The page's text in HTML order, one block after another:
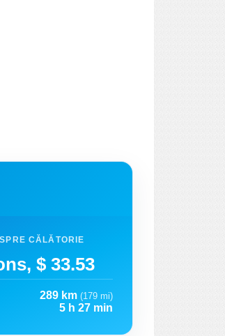
CĂLĂTORIE
$ 33.53
289 km (179 mi)
5 h 27 min